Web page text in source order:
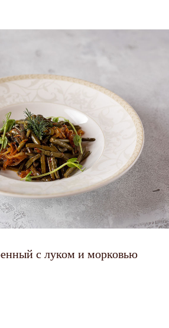
с луком и морковью